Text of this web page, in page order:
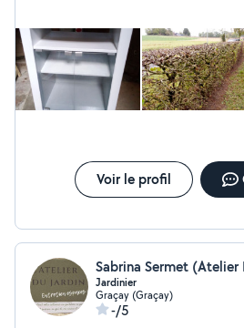
Voir le profil
Sabrina Sermet (Atelier
Jardinier
Graçay (Graçay)
-/5